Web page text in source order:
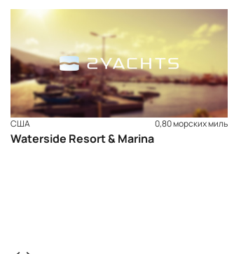
США 0,80 морских миль
Waterside Resort & Marina